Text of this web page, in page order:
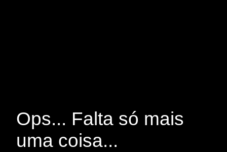
Ops... Falta só mais
uma coisa...